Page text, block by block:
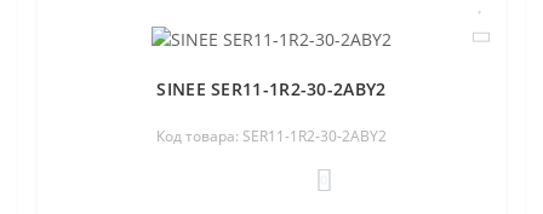
SINEE SER11-1R2-30-2ABY2
Код товара: SER11-1R2-30-2ABY2